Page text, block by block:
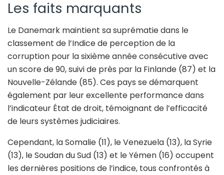
Les faits marquants
Le Danemark maintient sa suprématie dans le
classement de l’Indice de perception de la
corruption pour la sixième année consécutive avec
un score de 90, suivi de près par la Finlande (87) et la
Nouvelle-Zélande (85). Ces pays se démarquent
également par leur excellente performance dans
l’indicateur État de droit, témoignant de l’efficacité
de leurs systèmes judiciaires.
Cependant, la Somalie (11), le Venezuela (13), la Syrie
(13), le Soudan du Sud (13) et le Yémen (16) occupent
les dernières positions de l’indice, tous confrontés à